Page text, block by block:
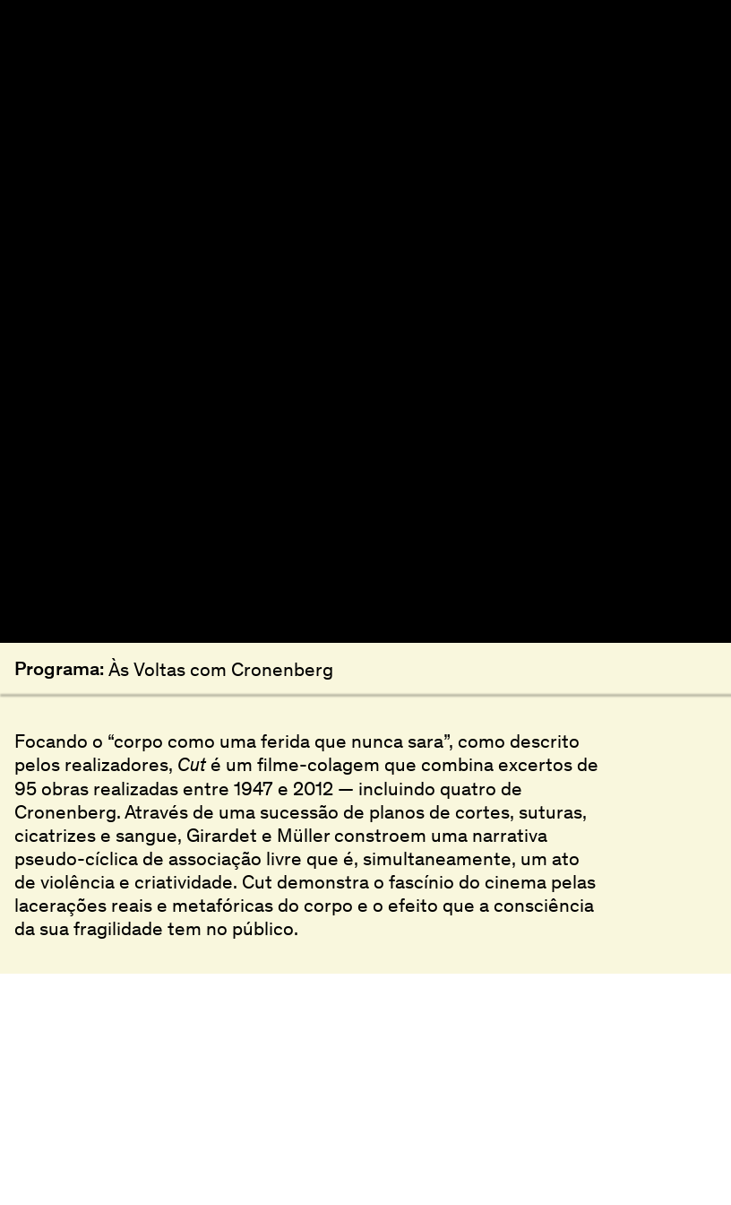
Programa: Às Voltas com Cronenberg
Focando o “corpo como uma ferida que nunca sara”, como descrito
pelos realizadores, Cuté um filme-colagem que combina excertos de
95 obras realizadas entre 1947 e 2012 — incluindo quatro de
Cronenberg. Através de uma sucessão de planos de cortes, suturas,
cicatrizes e sangue, Girardet e Müller constroem uma narrativa
pseudo-cíclica de associação livre que é, simultaneamente, um ato
de violência e criatividade. Cut demonstra o fascínio do cinema pelas
lacerações reais e metafóricas do corpo e o efeito que a consciência
da sua fragilidade tem no público.